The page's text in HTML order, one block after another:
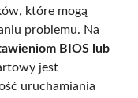
które mogą
problemu. Na
BIOS lub
jest
uruchamiania